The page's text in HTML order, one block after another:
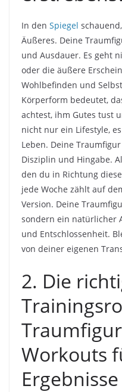
In den Spiegel
Äußeres. Deine
und Ausdauer. Es geht
oder die äußere
Wohlbefinden und
Körperform bedeutet,
achtest, ihm Gutes tust
nicht nur ein Lifestyle,
Leben. Deine
Disziplin und Hingabe.
den du in Richtung
jede Woche zählt auf
Version. Deine
sondern ein natürlicher
und Entschlossenheit.
von deiner eigenen
2. Die
Workouts
Ergebnisse